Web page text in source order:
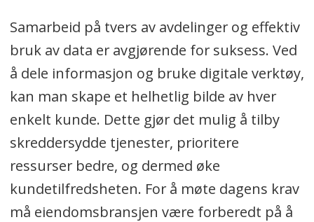
Samarbeid på tvers av avdelinger og effektiv
bruk av data er avgjørende for suksess. Ved
å dele informasjon og bruke digitale verktøy,
kan man skape et helhetlig bilde av hver
enkelt kunde. Dette gjør det mulig å tilby
skreddersydde tjenester, prioritere
ressurser bedre, og dermed øke
kundetilfredsheten. For å møte dagens krav
må eiendomsbransjen være forberedt på å